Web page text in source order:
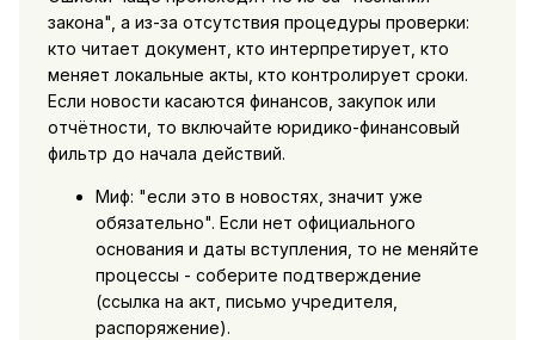
закона", а из-за отсутствия процедуры проверки:
кто читает документ, кто интерпретирует, кто
меняет локальные акты, кто контролирует сроки.
Если новости касаются финансов, закупок или
отчётности, то включайте юридико-финансовый
фильтр до начала действий.
Миф: "если это в новостях, значит уже
обязательно". Если нет официального
основания и даты вступления, то не меняйте
процессы - соберите подтверждение
(ссылка на акт, письмо учредителя,
распоряжение).